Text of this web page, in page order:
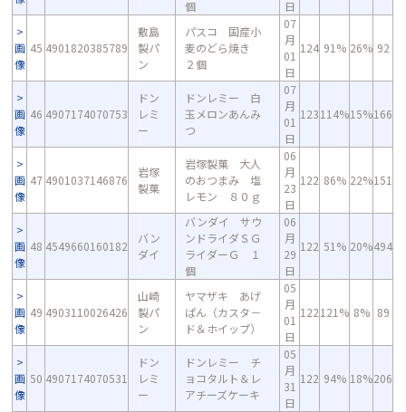
個
日
画
像
45 4901820385789
敷島
製パ
ン
パスコ 国産小
麦のどら焼き
２個
07
月
01
日
124 91% 26% 92
画
像
46 4907174070753
ドン
レミ
ー
ドンレミー 白
玉メロンあんみ
つ
07
月
01
日
123114%15%166
画
像
47 4901037146876
岩塚
製菓
岩塚製菓 大人
のおつまみ 塩
レモン ８０ｇ
06
月
23
日
122 86% 22%151
画
像
48 4549660160182
バン
ダイ
バンダイ サウ
ンドライダＳＧ
ライダーＧ １
個
06
月
29
日
122 51% 20%494
画
像
49 4903110026426
山崎
製パ
ン
ヤマザキ あげ
ぱん（カスタ－
ド＆ホイップ）
05
月
01
日
122121% 8% 89
画
像
50 4907174070531
ドン
レミ
ー
ドンレミー チ
ョコタルト＆レ
アチーズケーキ
05
月
31
日
122 94% 18%206